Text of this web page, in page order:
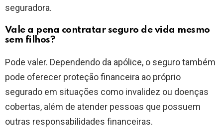
seguradora.
Vale a pena contratar seguro de vida mesmo
sem filhos?
Pode valer. Dependendo da apólice, o seguro também
pode oferecer proteção financeira ao próprio
segurado em situações como invalidez ou doenças
cobertas, além de atender pessoas que possuem
outras responsabilidades financeiras.